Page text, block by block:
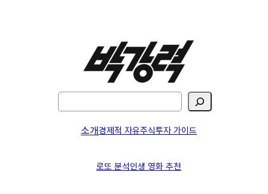
검
색
소개경제적 자유주식투자 가이드
로또 분석인생 영화 추천